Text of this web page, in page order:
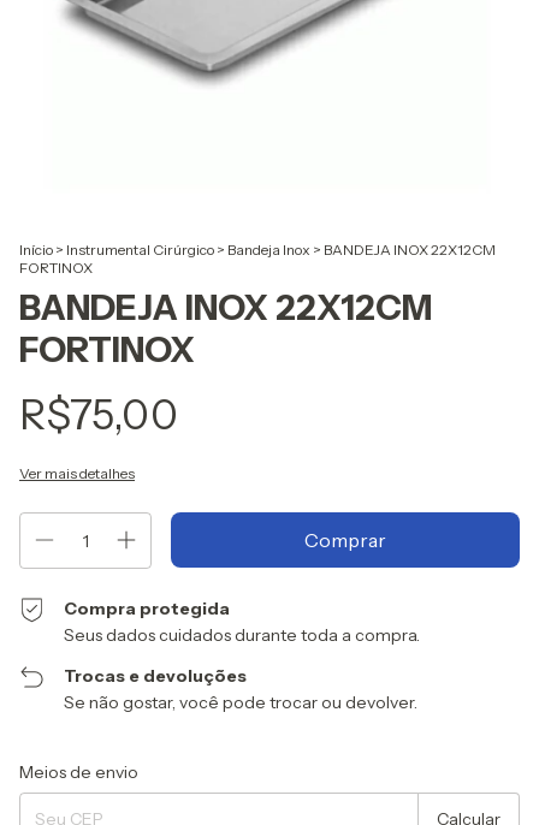
Início > Instrumental Cirúrgico > Bandeja Inox > BANDEJA INOX 22X12CM
FORTINOX
BANDEJA INOX 22X12CM
FORTINOX
R$75,00
Ver mais detalhes
Compra protegida
Seus dados cuidados durante toda a compra.
Trocas e devoluções
Se não gostar, você pode trocar ou devolver.
Entregas para o CEP:
Meios de envio
Calcular